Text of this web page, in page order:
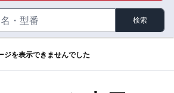
取手・つまみ・周辺機器
ー・周辺機器
検索
ジを表示できませんでした